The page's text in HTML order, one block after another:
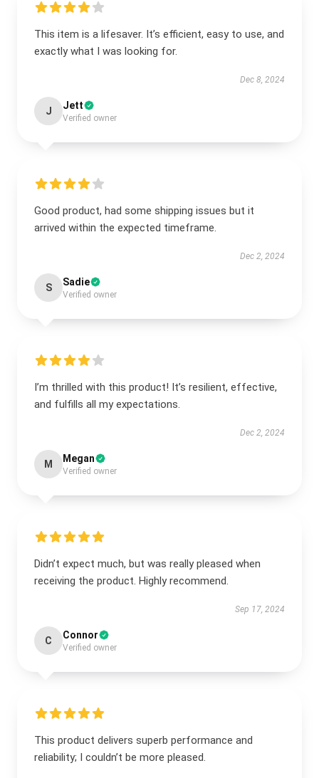
This item is a lifesaver. It’s efficient, easy to use, and
exactly what I was looking for.
Dec 8, 2024
J Jett
Verified owner
Good product, had some shipping issues but it
arrived within the expected timeframe.
Dec 2, 2024
S Sadie
Verified owner
I’m thrilled with this product! It’s resilient, effective,
and fulfills all my expectations.
Dec 2, 2024
M Megan
Verified owner
Didn’t expect much, but was really pleased when
receiving the product. Highly recommend.
Sep 17, 2024
C Connor
Verified owner
This product delivers superb performance and
reliability; I couldn’t be more pleased.